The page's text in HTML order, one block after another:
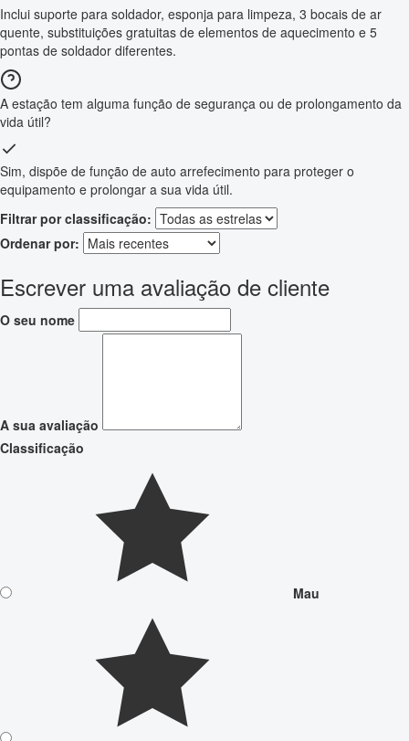
Inclui suporte para soldador, esponja para limpeza, 3 bocais de ar
quente, substituições gratuitas de elementos de aquecimento e 5
pontas de soldador diferentes.
A estação tem alguma função de segurança ou de prolongamento da
vida útil?
Sim, dispõe de função de auto arrefecimento para proteger o
equipamento e prolongar a sua vida útil.
Filtrar por classificação:
Ordenar por:
Escrever uma avaliação de cliente
O seu nome
A sua avaliação
Classificação
Mau